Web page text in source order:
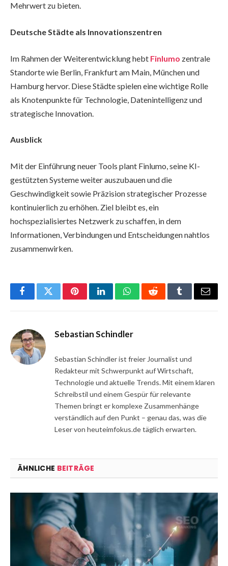
Mehrwert zu bieten.
Deutsche Städte als Innovationszentren
Im Rahmen der Weiterentwicklung hebt Finlumo zentrale
Standorte wie Berlin, Frankfurt am Main, München und
Hamburg hervor. Diese Städte spielen eine wichtige Rolle
als Knotenpunkte für Technologie, Datenintelligenz und
strategische Innovation.
Ausblick
Mit der Einführung neuer Tools plant Finlumo, seine KI-
gestützten Systeme weiter auszubauen und die
Geschwindigkeit sowie Präzision strategischer Prozesse
kontinuierlich zu erhöhen. Ziel bleibt es, ein
hochspezialisiertes Netzwerk zu schaffen, in dem
Informationen, Verbindungen und Entscheidungen nahtlos
zusammenwirken.
FacebookTwitterPinterestLinkedInWhatsAppRedditTumblrEmail
Sebastian Schindler
Sebastian Schindler ist freier Journalist und
Redakteur mit Schwerpunkt auf Wirtschaft,
Technologie und aktuelle Trends. Mit einem klaren
Schreibstil und einem Gespür für relevante
Themen bringt er komplexe Zusammenhänge
verständlich auf den Punkt – genau das, was die
Leser von heuteimfokus.de täglich erwarten.
ÄHNLICHE BEITRÄGE